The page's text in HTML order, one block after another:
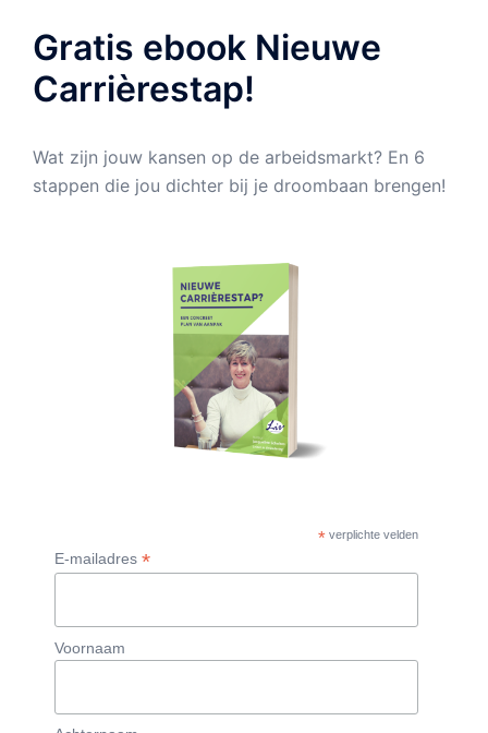
Gratis ebook Nieuwe
Carrièrestap!
Wat zijn jouw kansen op de arbeidsmarkt? En 6
stappen die jou dichter bij je droombaan brengen!
* verplichte velden
E-mailadres *
Voornaam